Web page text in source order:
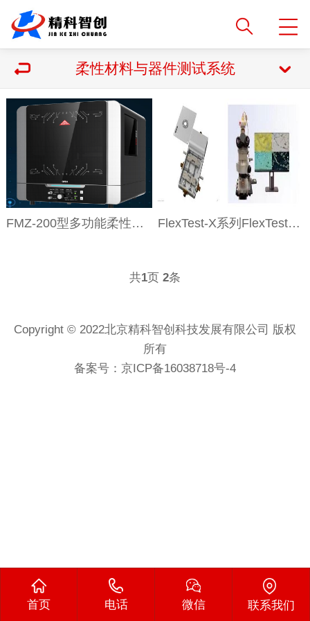
柔性材料与器件测试系统
FMZ-200型多功能柔性电子打印机 FlexTest-X系列FlexTest-X系列柔性材料与器件测试系统
共1页 2条
Copyright © 2022北京精科智创科技发展有限公司 版权
所有
备案号： 京ICP备16038718号-4
首页 电话 微信 联系我们